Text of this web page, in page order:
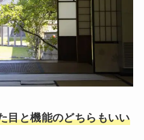
目と機能のどちらもいい